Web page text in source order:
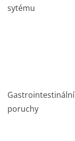
sytému
Gastrointestinální
poruchy